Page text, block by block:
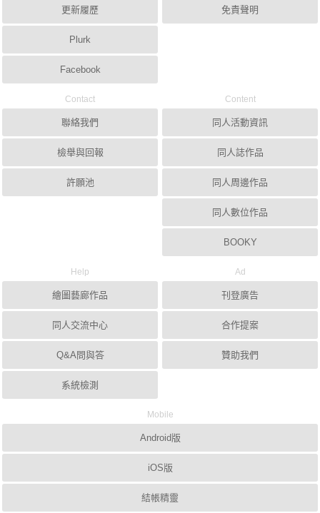
更新履歷
Plurk
Facebook
免責聲明
Contact
聯絡我們
檢舉與回報
許願池
Content
同人活動資訊
同人誌作品
同人周邊作品
同人數位作品
BOOKY
Help
繪圖藝廊作品
同人交流中心
Q&A問與答
系統檢測
Ad
刊登廣告
合作提案
贊助我們
Mobile
Android版
iOS版
結帳精靈